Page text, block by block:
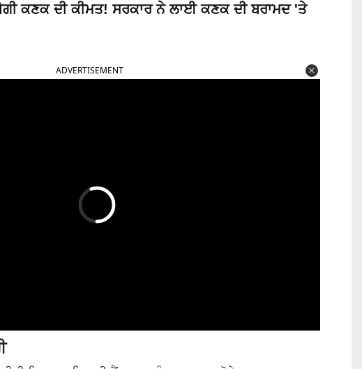
ਕਣਕ ਦੀ ਕੀਮਤ! ਸਰਕਾਰ ਨੇ ਲਾਈ ਕਣਕ ਦੀ ਬਰਾਮਦ 'ਤੇ
ਜ਼ਿਲ੍ਹਾ ਸਹਿਕਾਰੀ ਬੈਂਕ ਨਾਲ ਸੰਪਰਕ ਕਰਨਾ ਹੋਵੇਗਾ।